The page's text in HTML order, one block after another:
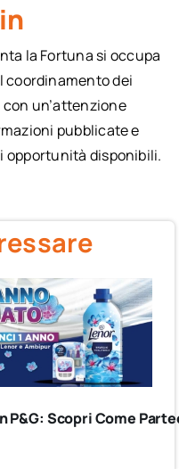
la Fortuna si occupa
coordinamento dei
un’attenzione
pubblicate e
opportunità disponibili.
P&G: Scopri Come